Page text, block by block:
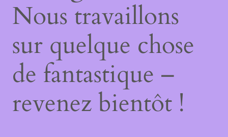
Nous travaillons
sur quelque chose
de fantastique –
revenez bientôt !